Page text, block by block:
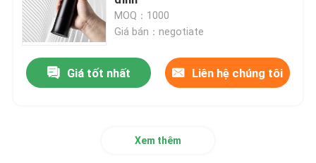
Máy xay cà phê không dây
máy xay cà phê thương mại
MOQ：1000
Giá bán：negotiate
Giá tốt nhất Liên hệ chúng tôi
Xem thêm